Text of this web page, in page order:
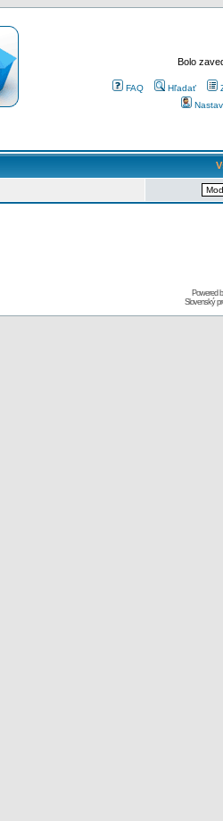
Bolo
FAQ Hľadať
Powered
Slovenský